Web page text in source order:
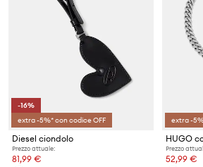
-16%
extra -5%* con codice OFF
Diesel ciondolo
Prezzo attuale:
81,99 €
extra -
HUGO
Prezzo
52,99 €